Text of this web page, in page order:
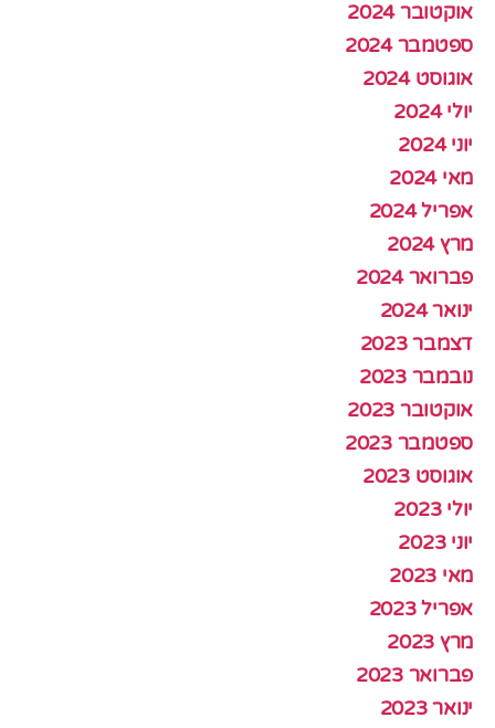
אוקטובר 2024
ספטמבר 2024
אוגוסט 2024
יולי 2024
יוני 2024
מאי 2024
אפריל 2024
מרץ 2024
פברואר 2024
ינואר 2024
דצמבר 2023
נובמבר 2023
אוקטובר 2023
ספטמבר 2023
אוגוסט 2023
יולי 2023
יוני 2023
מאי 2023
אפריל 2023
מרץ 2023
פברואר 2023
ינואר 2023